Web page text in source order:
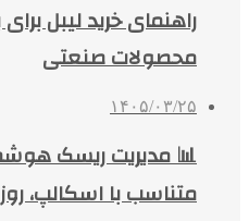
راهنمای خرید لیبل
محصولات صنعتی
۱۴۰۵/۰۳/۲۵
📊 مدیریت ریسک
متناسب با اسکالپ،